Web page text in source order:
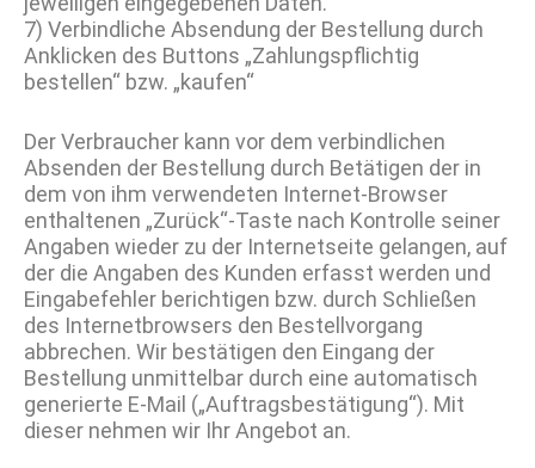
7) Verbindliche Absendung der Bestellung durch
Anklicken des Buttons „Zahlungspflichtig
bestellen“ bzw. „kaufen“
Der Verbraucher kann vor dem verbindlichen
Absenden der Bestellung durch Betätigen der in
dem von ihm verwendeten Internet-Browser
enthaltenen „Zurück“-Taste nach Kontrolle seiner
Angaben wieder zu der Internetseite gelangen, auf
der die Angaben des Kunden erfasst werden und
Eingabefehler berichtigen bzw. durch Schließen
des Internetbrowsers den Bestellvorgang
abbrechen. Wir bestätigen den Eingang der
Bestellung unmittelbar durch eine automatisch
generierte E-Mail („Auftragsbestätigung“). Mit
dieser nehmen wir Ihr Angebot an.